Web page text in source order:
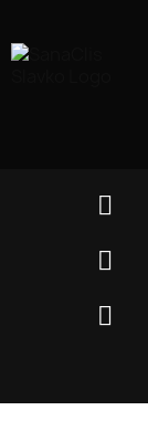


